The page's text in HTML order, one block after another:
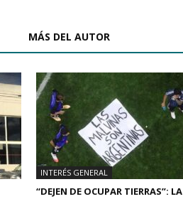
MÁS DEL AUTOR
INTERÉS GENERAL
“DEJEN DE OCUPAR TIERRAS”: LA